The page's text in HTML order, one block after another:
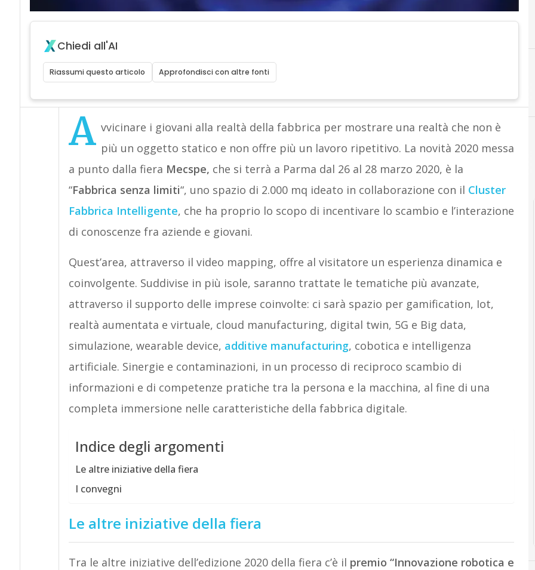
Chiedi all'AI
Riassumi questo articolo Approfondisci con altre fonti
A vvicinare i giovani alla realtà della fabbrica per mostrare una realtà che non è
più un oggetto statico e non offre più un lavoro ripetitivo. La novità 2020 messa
a punto dalla fiera Mecspe, che si terrà a Parma dal 26 al 28 marzo 2020, è la
“Fabbrica senza limiti“, uno spazio di 2.000 mq ideato in collaborazione con il Cluster
Fabbrica Intelligente, che ha proprio lo scopo di incentivare lo scambio e l’interazione
di conoscenze fra aziende e giovani.
Quest’area, attraverso il video mapping, offre al visitatore un esperienza dinamica e
coinvolgente. Suddivise in più isole, saranno trattate le tematiche più avanzate,
attraverso il supporto delle imprese coinvolte: ci sarà spazio per gamification, Iot,
realtà aumentata e virtuale, cloud manufacturing, digital twin, 5G e Big data,
simulazione, wearable device, additive manufacturing, cobotica e intelligenza
artificiale. Sinergie e contaminazioni, in un processo di reciproco scambio di
informazioni e di competenze pratiche tra la persona e la macchina, al fine di una
completa immersione nelle caratteristiche della fabbrica digitale.
Indice degli argomenti
Le altre iniziative della fiera
I convegni
Le altre iniziative della fiera
Tra le altre iniziative dell’edizione 2020 della fiera c’è il premio “Innovazione robotica e